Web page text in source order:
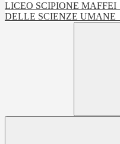
LICEO SCIPIONE MAFFEI
DELLE SCIENZE UMANE